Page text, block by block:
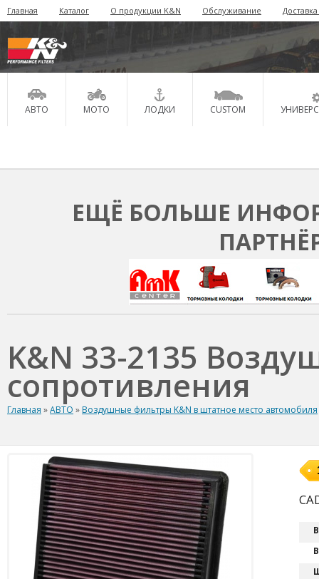
Главная Каталог О продукции K&N Обслуживание
АВТО МОТО ЛОДКИ CUSTOM
ЕЩЁ БОЛЬШЕ
K&N 33-2135
сопротивления
Главная »АВТО » Воздушные фильтры K&N в штатное место автомобиля